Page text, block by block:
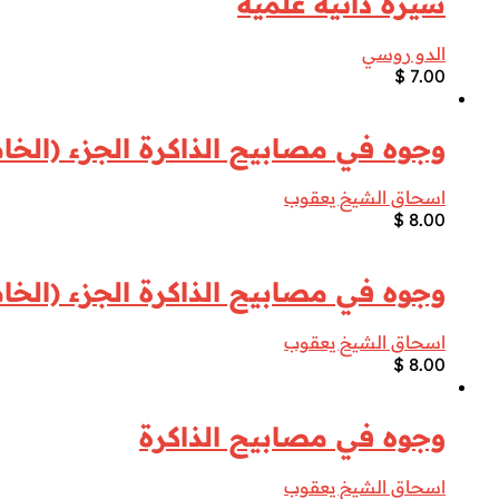
الدو روسي
$ 7.00
وجوه في مصابيح الذاكرة الجزء
اسحاق الشيخ يعقوب
$ 8.00
وجوه في مصابيح الذاكرة الجزء
اسحاق الشيخ يعقوب
$ 8.00
وجوه في مصابيح الذاكرة
اسحاق الشيخ يعقوب